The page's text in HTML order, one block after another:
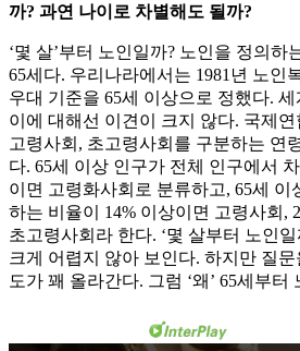
까? 과연 나이로 차별해도 될까?
‘몇 살’부터 노인일까? 노인을 정의하
65세다. 우리나라에서는 1981년 노인
우대 기준을 65세 이상으로 정했다.
이에 대해선 이견이 크지 않다. 국제
고령사회, 초고령사회를 구분하는 연
다. 65세 이상 인구가 전체 인구에서
이면 고령화사회로 분류하고, 65세 이
하는 비율이 14% 이상이면 고령사회,
초고령사회라 한다. ‘몇 살부터 노인일
크게 어렵지 않아 보인다. 하지만 질문
도가 꽤 올라간다. 그럼 ‘왜’ 65세부터